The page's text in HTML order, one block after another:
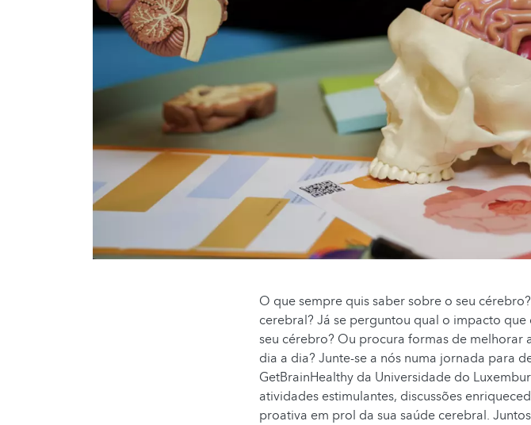
O que sempre quis saber sobre o seu
cerebral? Já se perguntou qual o impacto
seu cérebro? Ou procura formas de melhorar
dia a dia? Junte-se a nós numa jornada para
GetBrainHealthy da Universidade do
atividades estimulantes, discussões
proativa em prol da sua saúde cerebral.